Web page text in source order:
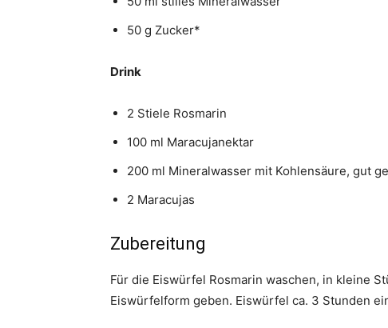
50 g Zucker*
Drink
2 Stiele Rosmarin
100 ml Maracujanektar
200 ml Mineralwasser mit Kohlensäure, gut
2 Maracujas
Zubereitung
Für die Eiswürfel Rosmarin waschen, in kleine
Eiswürfelform geben. Eiswürfel ca. 3 Stunden